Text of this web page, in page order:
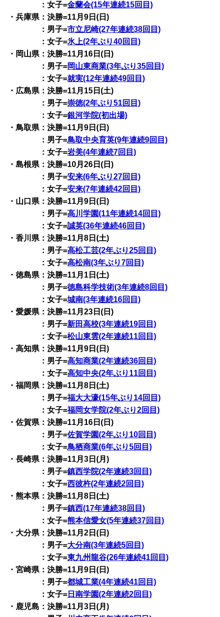
：女子=金蘭会(15年連続15回目)
・兵庫県：決勝=11月9日(日)
：男子=市立尼崎(27年連続38回目)
：女子=氷上(2年ぶり40回目)
・岡山県：決勝=11月16日(日)
：男子=岡山東商業(3年ぶり35回目)
：女子=就実(12年連続49回目)
・広島県：決勝=11月15日(土)
：男子=崇徳(2年ぶり51回目)
：女子=銀河学院(初出場)
・鳥取県：決勝=11月9日(日)
：男子=鳥取中央育英(9年連続9回目)
：女子=岩美(4年連続7回目)
・島根県：決勝=10月26日(日)
：男子=安来(6年ぶり27回目)
：女子=安来(7年連続42回目)
・山口県：決勝=11月9日(日)
：男子=高川学園(11年連続14回目)
：女子=誠英(36年連続46回目)
・香川県：決勝=11月8日(土)
：男子=高松工芸(2年ぶり25回目)
：女子=高松南(3年ぶり7回目)
・徳島県：決勝=11月1日(土)
：男子=徳島科学技術(3年連続8回目)
：女子=城南(3年連続16回目)
・愛媛県：決勝=11月23日(日)
：男子=新田高校(3年連続19回目)
：女子=松山東雲(2年連続11回目)
・高知県：決勝=11月9日(日)
：男子=高知商業(2年連続36回目)
：女子=高知中央(2年ぶり11回目)
・福岡県：決勝=11月8日(土)
：男子=福大大濠(15年ぶり14回目)
：女子=福岡女学院(2年ぶり2回目)
・佐賀県：決勝=11月16日(日)
：男子=佐賀学園(2年ぶり10回目)
：女子=鳥栖商業(6年ぶり5回目)
・長崎県：決勝=11月3日(月)
：男子=鎮西学院(2年連続3回目)
：女子=西彼杵(2年連続2回目)
・熊本県：決勝=11月8日(土)
：男子=鎮西(17年連続38回目)
：女子=熊本信愛女(5年連続37回目)
・大分県：決勝=11月2日(日)
：男子=大分南(3年連続5回目)
：女子=東九州龍谷(26年連続41回目)
・宮崎県：決勝=11月9日(日)
：男子=都城工業(4年連続41回目)
：女子= 日南学園(2年連続2回目)
・鹿児島：決勝=11月3日(月)